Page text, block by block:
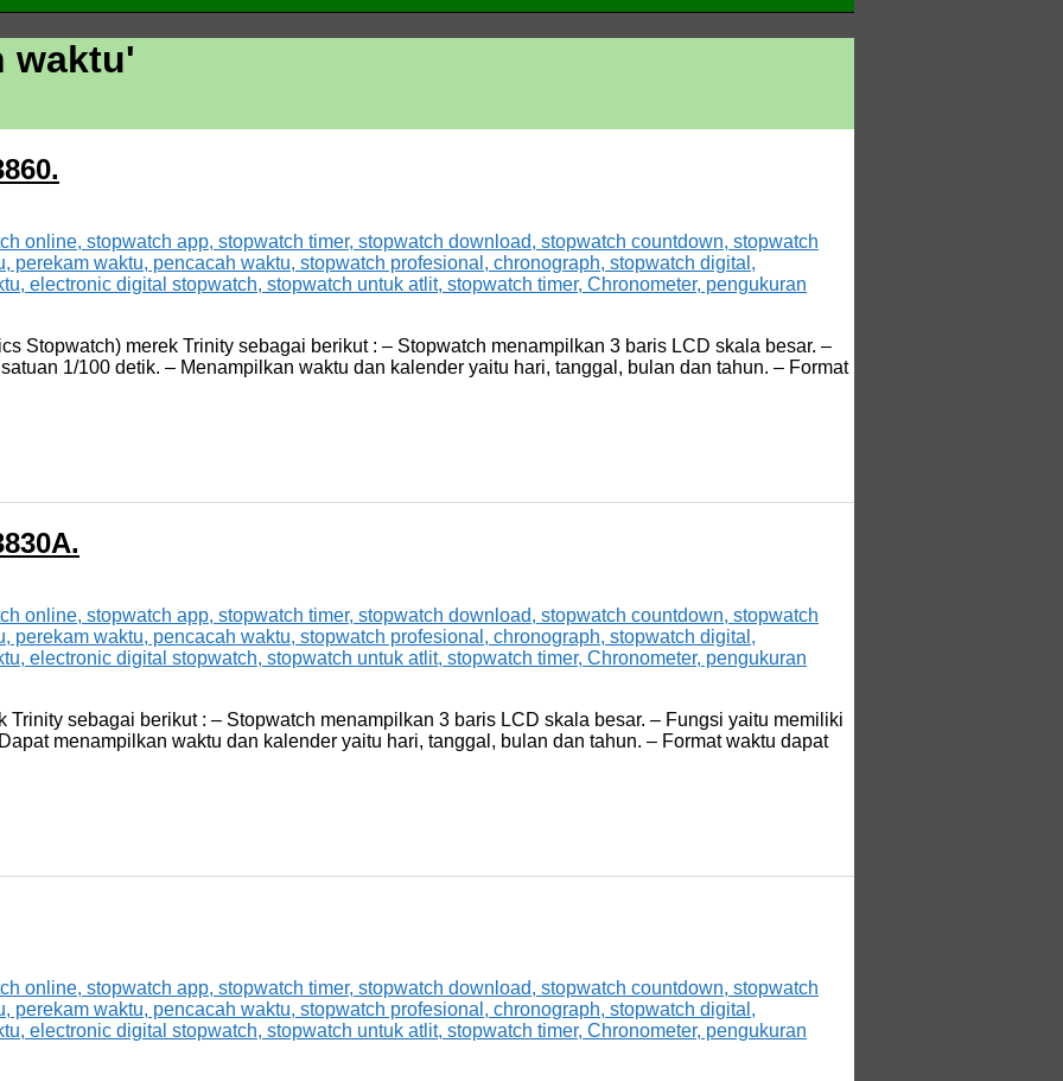
waktu'
Stopwatch) merek Trinity sebagai berikut : – Stopwatch menampilkan 3 baris LCD skala besar. –
1/100 detik. – Menampilkan waktu dan kalender yaitu hari, tanggal, bulan dan tahun. – Format
sebagai berikut : – Stopwatch menampilkan 3 baris LCD skala besar. – Fungsi yaitu memiliki
menampilkan waktu dan kalender yaitu hari, tanggal, bulan dan tahun. – Format waktu dapat